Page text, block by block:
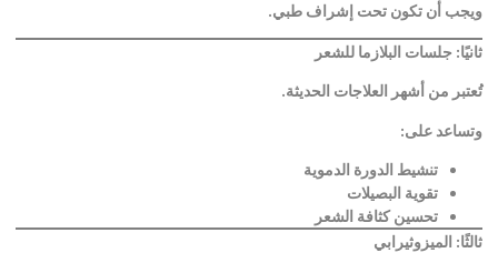
ويجب أن تكون تحت إشراف طبي.
ثانيًا: جلسات البلازما للشعر
تُعتبر من أشهر العلاجات الحديثة.
وتساعد على:
تنشيط الدورة الدموية
تقوية البصيلات
تحسين كثافة الشعر
ثالثًا: الميزوثيرابي